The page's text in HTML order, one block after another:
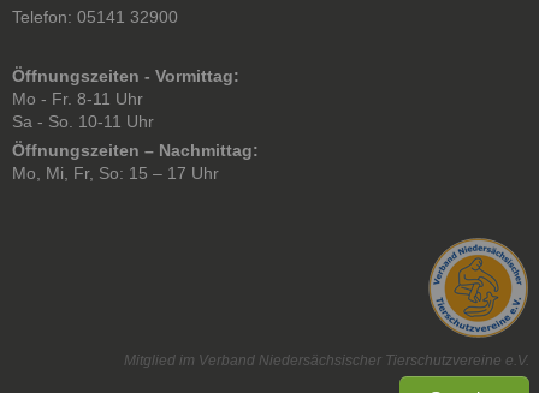
Telefon: 05141 32900
Öffnungszeiten - Vormittag:
Mo - Fr. 8-11 Uhr
Sa - So. 10-11 Uhr
Öffnungszeiten – Nachmittag:
Mo, Mi, Fr, So: 15 – 17 Uhr
Mitglied im Verband Niedersächsischer Tierschutzvereine e.V.